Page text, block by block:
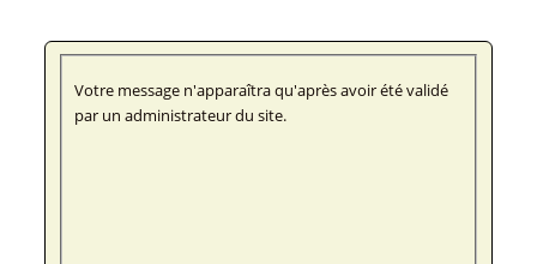
Votre message n'apparaîtra qu'après avoir été validé
par un administrateur du site.